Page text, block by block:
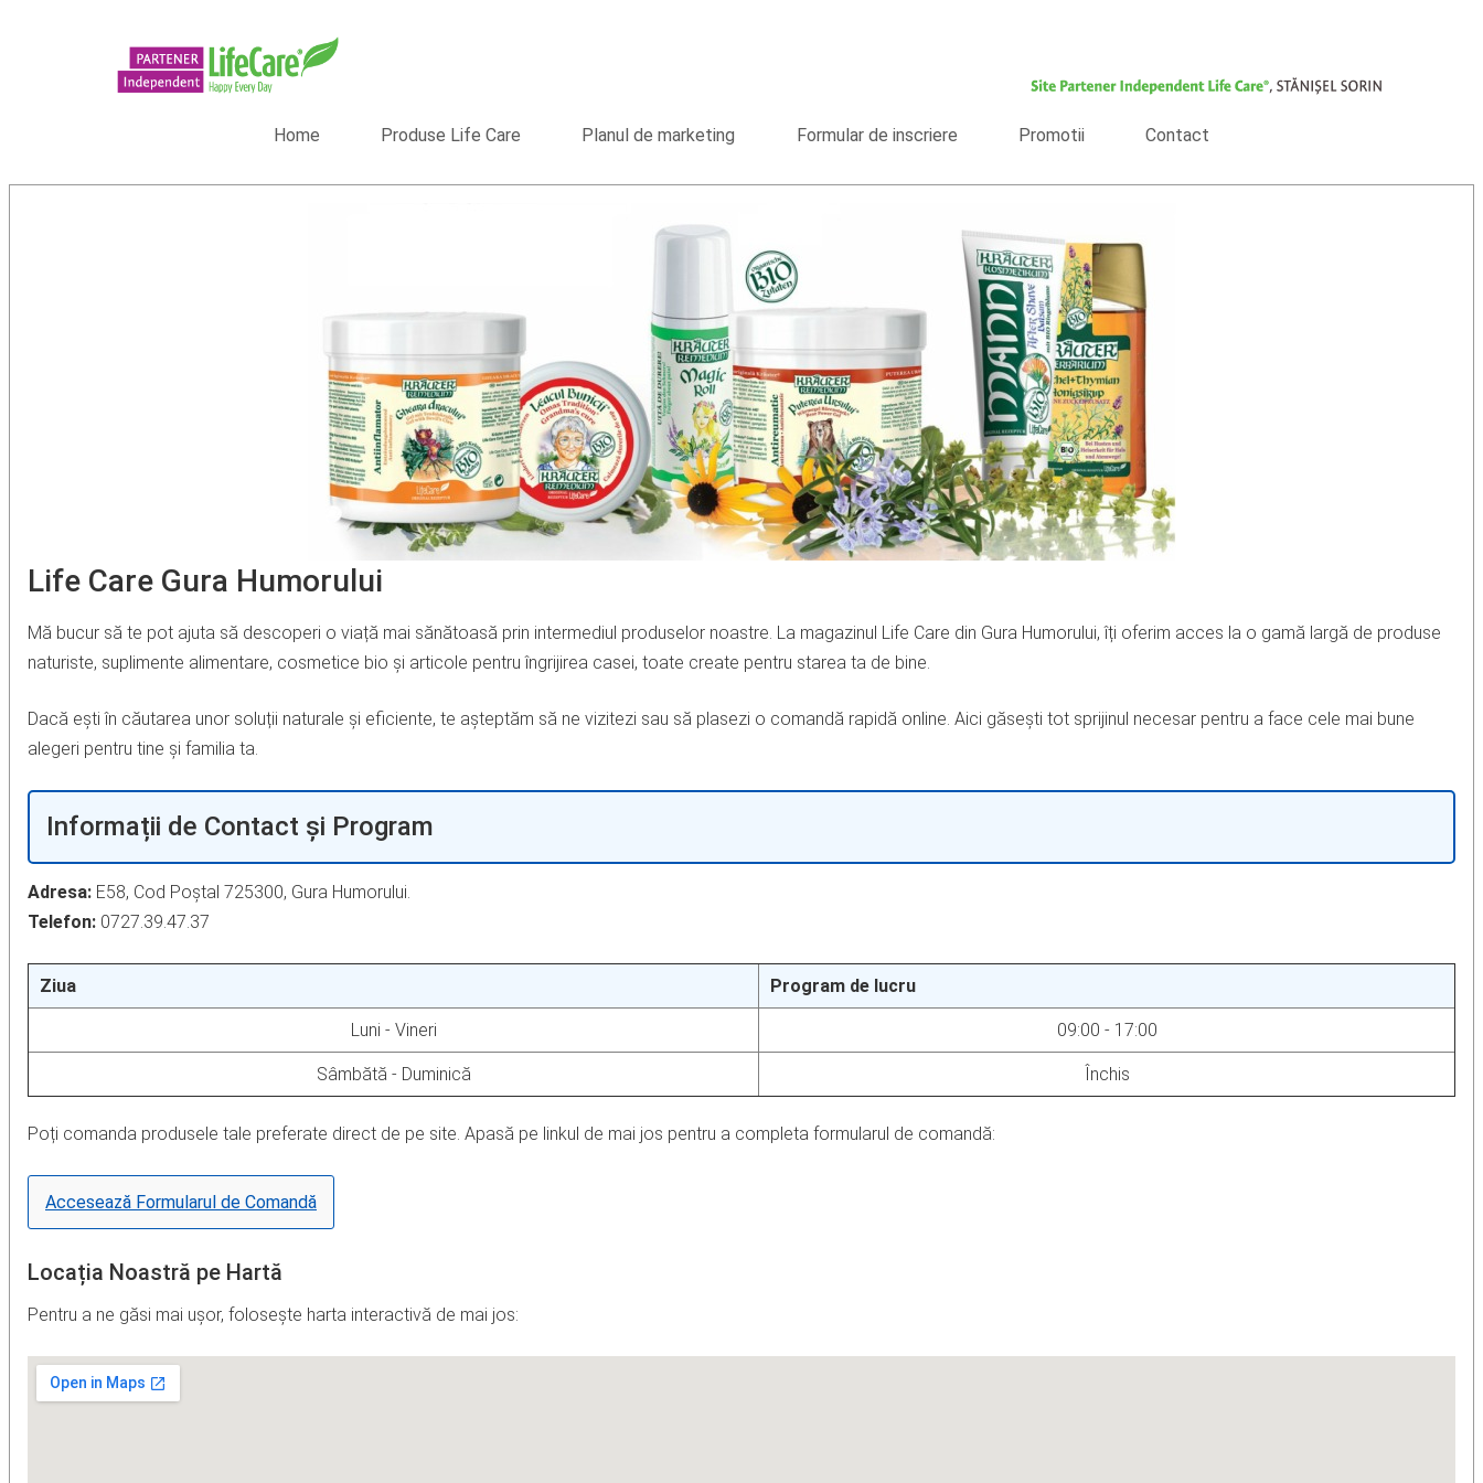
Home Produse Life Care Planul de marketing Formular de inscriere Promotii Contact
Life Care Gura Humorului
Mă bucur să te pot ajuta să descoperi o viață mai sănătoasă prin intermediul produselor noastre. La magazinul Life Care din Gura Humorului, îți oferim acces la o gamă largă de produse
naturiste, suplimente alimentare, cosmetice bio și articole pentru îngrijirea casei, toate create pentru starea ta de bine.
Dacă ești în căutarea unor soluții naturale și eficiente, te așteptăm să ne vizitezi sau să plasezi o comandă rapidă online. Aici găsești tot sprijinul necesar pentru a face cele mai bune
alegeri pentru tine și familia ta.
Informații de Contact și Program
Adresa: E58, Cod Poștal 725300, Gura Humorului.
Telefon: 0727.39.47.37
Ziua Program de lucru
Luni - Vineri 09:00 - 17:00
Sâmbătă - Duminică Închis
Poți comanda produsele tale preferate direct de pe site. Apasă pe linkul de mai jos pentru a completa formularul de comandă:
Accesează Formularul de Comandă
Locația Noastră pe Hartă
Pentru a ne găsi mai ușor, folosește harta interactivă de mai jos: